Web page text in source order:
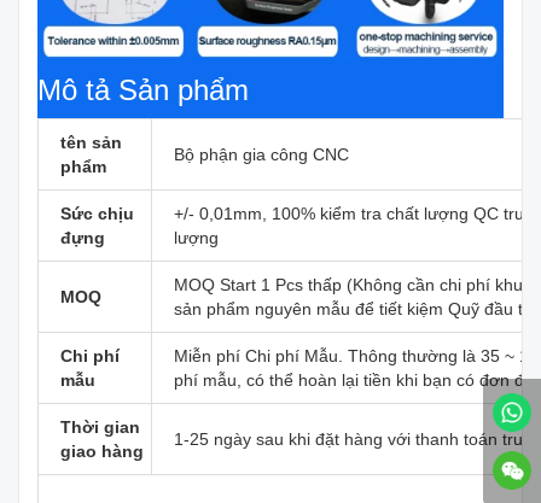
Mô tả Sản phẩm
tên sản
phẩm
Bộ phận gia công CNC
Sức chịu
đựng
+/- 0,01mm, 100% kiểm tra chất lượng QC
lượng
MOQ
MOQ Start 1 Pcs thấp (Không cần chi phí
sản phẩm nguyên mẫu để tiết kiệm Quỹ đầu
Chi phí
mẫu
Miễn phí Chi phí Mẫu. Thông thường là 35 ~
phí mẫu, có thể hoàn lại tiền khi bạn có đơn
Thời gian
giao hàng
1-25 ngày sau khi đặt hàng với thanh toán